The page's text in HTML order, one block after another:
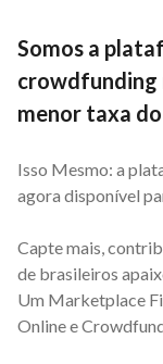
Somos a
crowdfunding
menor taxa
Isso Mesmo: a
agora disponível
Capte mais,
de brasileiros
Um Marketplace
Online e